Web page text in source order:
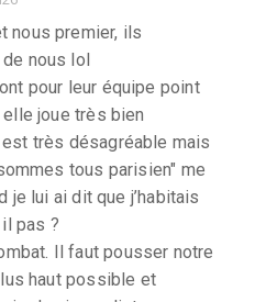
nous premier, ils
nous lol
pour leur équipe point
joue très bien
très désagréable mais
tous parisien" me
je lui ai dit que j’habitais
il pas ?
Il faut pousser notre
haut possible et